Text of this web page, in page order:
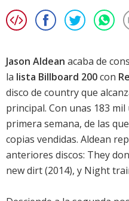
Jason Aldean acaba de
la lista Billboard 200con
disco de country que
principal. Con unas 183
primera semana, de las
copias vendidas. Aldean
anteriores discos: They
new dirt(2014), y Night